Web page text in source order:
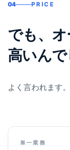
04 PRICE
でも、
高いん
よく言われます
単一業務